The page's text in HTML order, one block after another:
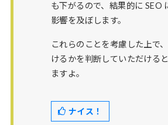
も下がるので、結果的に SEO
影響を及ぼします。
これらのことを考慮した上で
けるかを判断していただける
ますよ。
ナイス！